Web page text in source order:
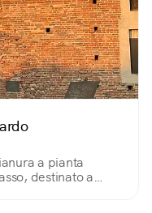
a pianta
destinato a